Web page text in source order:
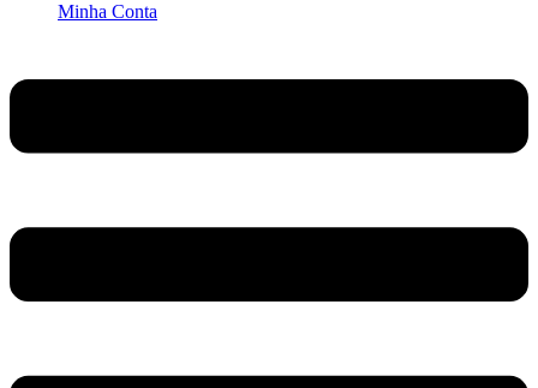
Minha Conta